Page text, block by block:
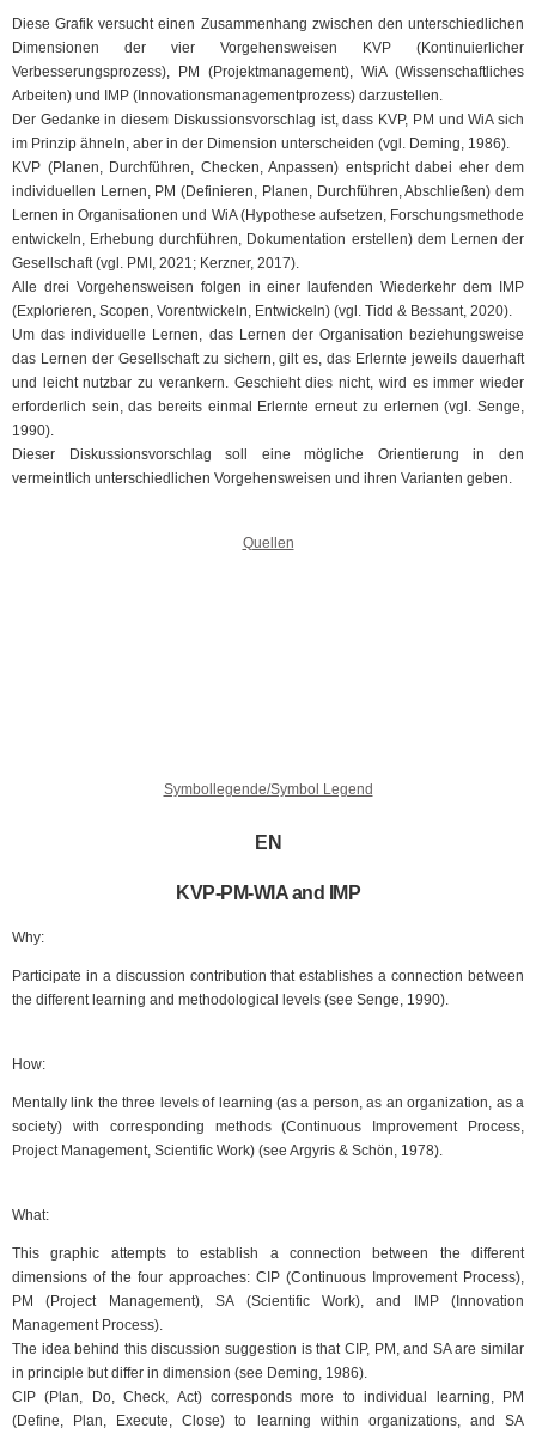
Diese Grafik versucht einen Zusammenhang zwischen den unterschiedlichen
Dimensionen der vier Vorgehensweisen KVP (Kontinuierlicher
Verbesserungsprozess), PM (Projektmanagement), WiA (Wissenschaftliches
Arbeiten) und IMP (Innovationsmanagementprozess) darzustellen.
Der Gedanke in diesem Diskussionsvorschlag ist, dass KVP, PM und WiA sich
im Prinzip ähneln, aber in der Dimension unterscheiden (vgl. Deming, 1986).
KVP (Planen, Durchführen, Checken, Anpassen) entspricht dabei eher dem
individuellen Lernen, PM (Definieren, Planen, Durchführen, Abschließen) dem
Lernen in Organisationen und WiA (Hypothese aufsetzen, Forschungsmethode
entwickeln, Erhebung durchführen, Dokumentation erstellen) dem Lernen der
Gesellschaft (vgl. PMI, 2021; Kerzner, 2017).
Alle drei Vorgehensweisen folgen in einer laufenden Wiederkehr dem IMP
(Explorieren, Scopen, Vorentwickeln, Entwickeln) (vgl. Tidd & Bessant, 2020).
Um das individuelle Lernen, das Lernen der Organisation beziehungsweise
das Lernen der Gesellschaft zu sichern, gilt es, das Erlernte jeweils dauerhaft
und leicht nutzbar zu verankern. Geschieht dies nicht, wird es immer wieder
erforderlich sein, das bereits einmal Erlernte erneut zu erlernen (vgl. Senge,
1990).
Dieser Diskussionsvorschlag soll eine mögliche Orientierung in den
vermeintlich unterschiedlichen Vorgehensweisen und ihren Varianten geben.
Quellen
Symbollegende/Symbol Legend
EN
KVP-PM-WIA and IMP
Why:
Participate in a discussion contribution that establishes a connection between
the different learning and methodological levels (see Senge, 1990).
How:
Mentally link the three levels of learning (as a person, as an organization, as a
society) with corresponding methods (Continuous Improvement Process,
Project Management, Scientific Work) (see Argyris & Schön, 1978).
What:
This graphic attempts to establish a connection between the different
dimensions of the four approaches: CIP (Continuous Improvement Process),
PM (Project Management), SA (Scientific Work), and IMP (Innovation
Management Process).
The idea behind this discussion suggestion is that CIP, PM, and SA are similar
in principle but differ in dimension (see Deming, 1986).
CIP (Plan, Do, Check, Act) corresponds more to individual learning, PM
(Define, Plan, Execute, Close) to learning within organizations, and SA